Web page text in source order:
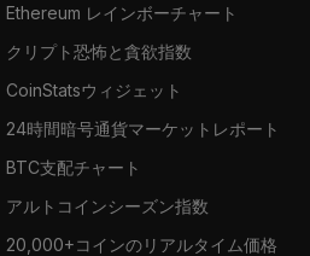
Ethereum レインボーチャート
クリプト恐怖と貪欲指数
CoinStatsウィジェット
24時間暗号通貨マーケットレポート
BTC支配チャート
アルトコインシーズン指数
20,000+コインのリアルタイム価格